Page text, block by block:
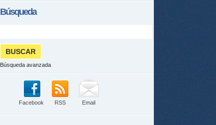
Búsqueda
Búsqueda avanzada
Facebook RSS Email